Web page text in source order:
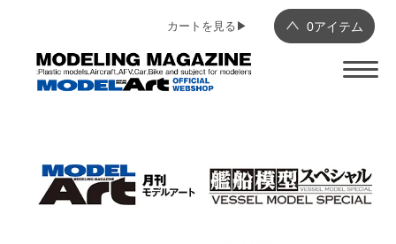
0アイテム
カートを見る▶︎